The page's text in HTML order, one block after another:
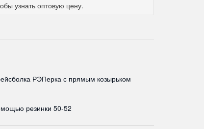
узнать оптовую цену.
РЭПерка с прямым козырьком
резинки 50-52